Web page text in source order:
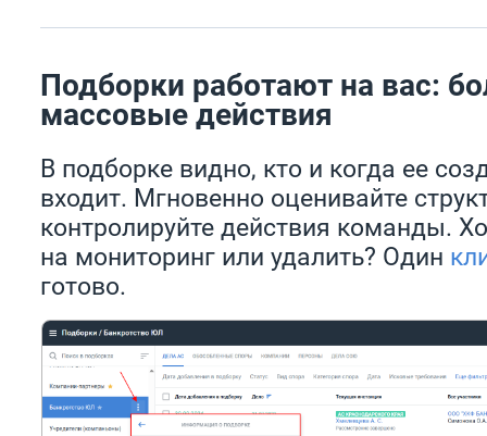
Подборки работают на вас:
массовые действия
В подборке видно, кто и когда ее
входит. Мгновенно оценивайте
контролируйте действия команды.
на мониторинг или удалить? Один
готово.